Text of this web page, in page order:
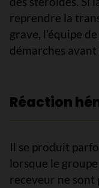
reprendre la
grave, l’équipe
démarches
Réaction
Il se produit
lorsque le
receveur ne sont